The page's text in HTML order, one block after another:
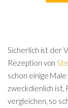
Sicherlich ist der
Rezeption von
schon einige
zweckdienlich ist,
vergleichen, so